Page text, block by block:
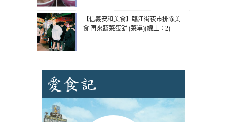
【信義安和美食】臨江街夜市排隊美
食 再來蔬菜蛋餅 (菜單)(線上：2)